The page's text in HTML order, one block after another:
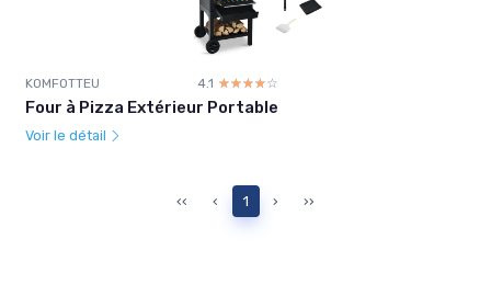
KOMFOTTEU 4.1 ☆☆☆☆☆
★★★★★
Four à Pizza Extérieur Portable
Voir le détail
‹‹ ‹ 1 › ››